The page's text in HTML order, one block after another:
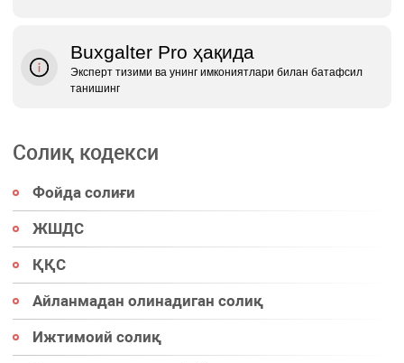
Buxgalter Pro ҳақида
Эксперт тизими ва унинг имкониятлари билан батафсил
танишинг
Солиқ кодекси
Фойда солиғи
ЖШДС
ҚҚС
Айланмадан олинадиган солиқ
Ижтимоий солиқ